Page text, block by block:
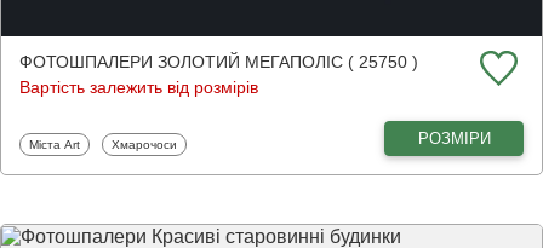
ФОТОШПАЛЕРИ ЗОЛОТИЙ МЕГАПОЛІС ( 25750 )
Вартість залежить від розмірів
Фотошпалери
Міста Art Фотошпалери
Хмарочоси РОЗМІРИ